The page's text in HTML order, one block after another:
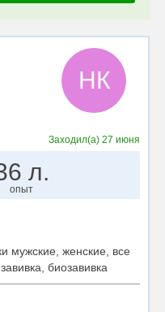
НК
Заходил(а) 27 июня
л.
опыт
мужские, женские, все
биозавивка